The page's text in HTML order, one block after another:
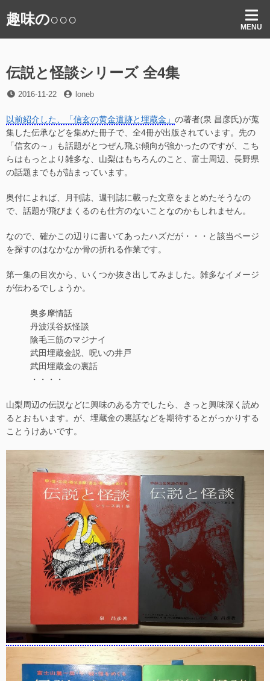
ン
へ
キ
プ
趣味の○○○ MENU
伝説と怪談シリーズ 全4集
投
日
2016-11-22
投
者
loneb
以前紹介した、「信玄の黄金遺跡と埋蔵金」 の著者(泉 昌彦氏)が蒐
集した伝承などを集めた冊子で、全4冊が出版されています。先の
「信玄の～」も話題がとつぜん飛ぶ傾向が強かったのですが、こち
らはもっとより雑多な、山梨はもちろんのこと、富士周辺、長野県
の話題までもが詰まっています。
奥付によれば、月刊誌、週刊誌に載った文章をまとめたそうなの
で、話題が飛びまくるのも仕方のないことなのかもしれません。
なので、確かこの辺りに書いてあったハズだが・・・と該当ページ
を探すのはなかなか骨の折れる作業です。
第一集の目次から、いくつか抜き出してみました。雑多なイメージ
が伝わるでしょうか。
奥多摩情話
丹波渓谷妖怪談
陰毛三筋のマジナイ
武田埋蔵金説、呪いの井戸
武田埋蔵金の裏話
・・・・
山梨周辺の伝説などに興味のある方でしたら、きっと興味深く読め
るとおもいます。が、埋蔵金の裏話などを期待するとがっかりする
ことうけあいです。